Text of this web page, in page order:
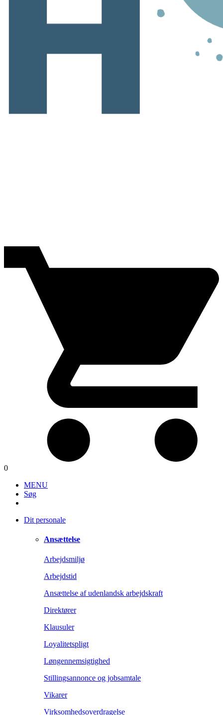
0
MENU
Søg
Dit personale
Ansættelse
Arbejdsmiljø
Arbejdstid
Ansættelse af udenlandsk arbejdskraft
Direktører
Klausuler
Loyalitetspligt
Løngennemsigtighed
Stillingsannonce og jobsamtale
Vikarer
Virksomhedsoverdragelse